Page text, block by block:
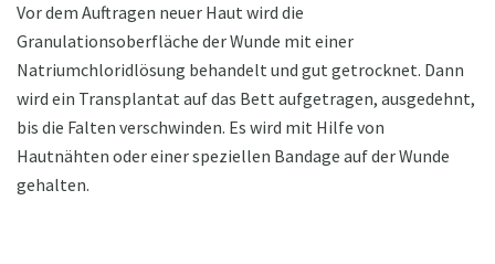
Vor dem Auftragen neuer Haut wird die
Granulationsoberfläche der Wunde mit einer
Natriumchloridlösung behandelt und gut getrocknet. Dann
wird ein Transplantat auf das Bett aufgetragen, ausgedehnt,
bis die Falten verschwinden. Es wird mit Hilfe von
Hautnähten oder einer speziellen Bandage auf der Wunde
gehalten.